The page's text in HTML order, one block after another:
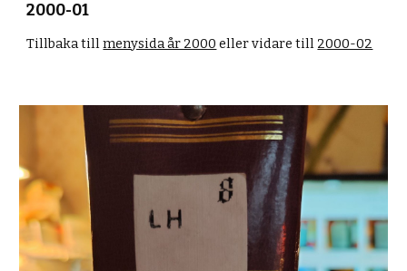
2000-01
Tillbaka tillmenysida år 2000 eller vidare till 2000-02